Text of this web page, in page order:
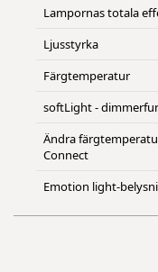
Lampornas totala
Ljusstyrka
Färgtemperatur
softLight -
Ändra
Connect
Emotion light-